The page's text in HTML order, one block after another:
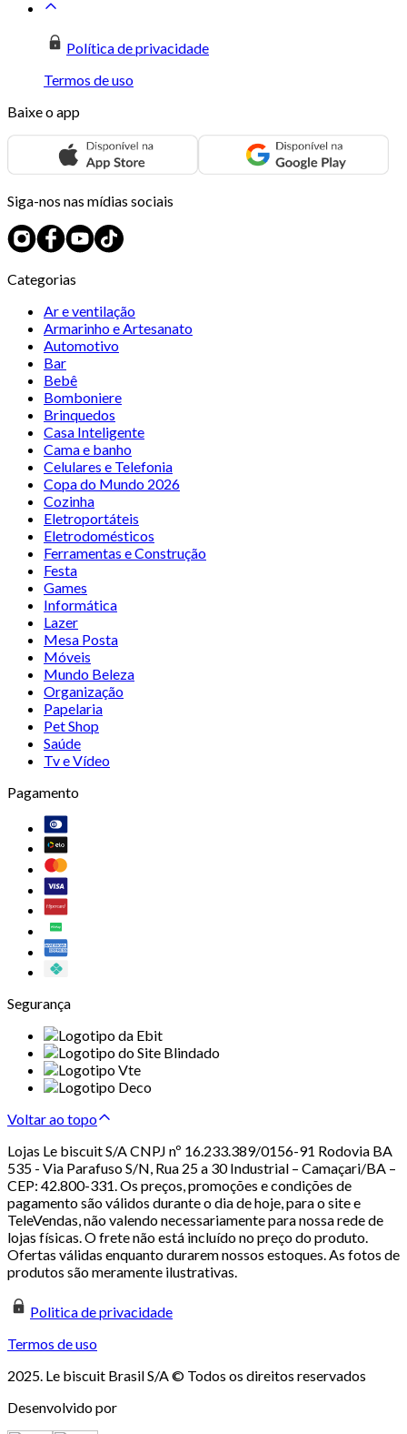
Política de privacidade
Termos de uso
Baixe o app
Siga-nos nas mídias sociais
Categorias
Ar e ventilação
Armarinho e Artesanato
Automotivo
Bar
Bebê
Bomboniere
Brinquedos
Casa Inteligente
Cama e banho
Celulares e Telefonia
Copa do Mundo 2026
Cozinha
Eletroportáteis
Eletrodomésticos
Ferramentas e Construção
Festa
Games
Informática
Lazer
Mesa Posta
Móveis
Mundo Beleza
Organização
Papelaria
Pet Shop
Saúde
Tv e Vídeo
Pagamento
Segurança
Voltar ao topo
Lojas Le biscuit S/A CNPJ nº 16.233.389/0156-91 Rodovia BA
535 - Via Parafuso S/N, Rua 25 a 30 Industrial – Camaçari/BA –
CEP: 42.800-331. Os preços, promoções e condições de
pagamento são válidos durante o dia de hoje, para o site e
TeleVendas, não valendo necessariamente para nossa rede de
lojas físicas. O frete não está incluído no preço do produto.
Ofertas válidas enquanto durarem nossos estoques. As fotos de
produtos são meramente ilustrativas.
Politica de privacidade
Termos de uso
2025. Le biscuit Brasil S/A © Todos os direitos reservados
Desenvolvido por